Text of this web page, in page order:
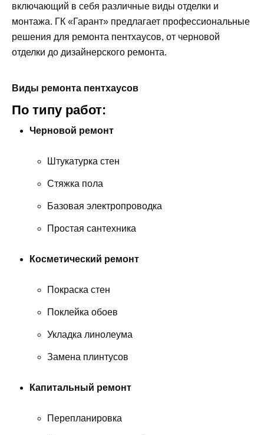
включающий в себя различные виды отделки и
монтажа. ГК «Гарант» предлагает профессиональные
решения для ремонта пентхаусов, от черновой
отделки до дизайнерского ремонта.
Виды ремонта пентхаусов
По типу работ:
Черновой ремонт
Штукатурка стен
Стяжка пола
Базовая электропроводка
Простая сантехника
Косметический ремонт
Покраска стен
Поклейка обоев
Укладка линолеума
Замена плинтусов
Капитальный ремонт
Перепланировка